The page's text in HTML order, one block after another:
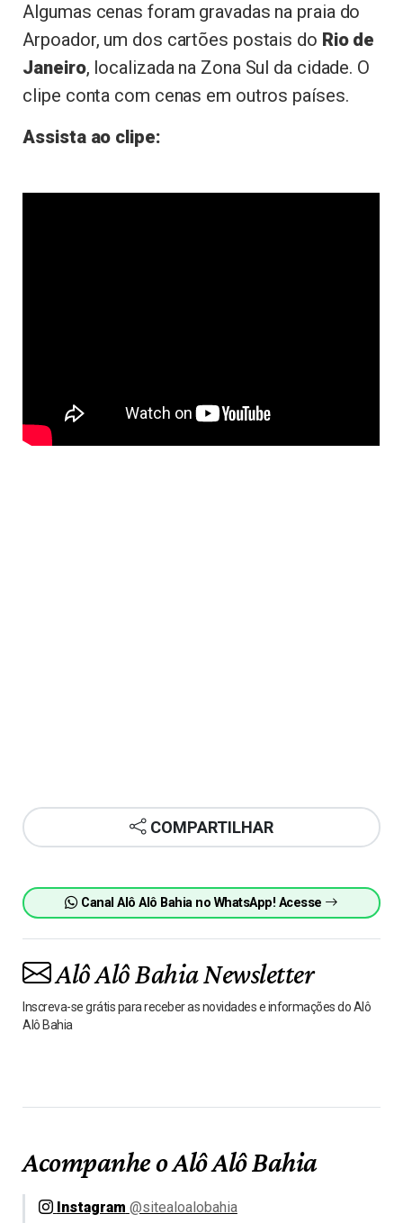
Algumas cenas foram gravadas na praia do
Arpoador, um dos cartões postais do Rio de
Janeiro, localizada na Zona Sul da cidade. O
clipe conta com cenas em outros países.
Assista ao clipe:
COMPARTILHAR
Canal Alô Alô Bahia no WhatsApp! Acesse
Alô Alô Bahia Newsletter
Inscreva-se grátis para receber as novidades e informações do Alô
Alô Bahia
Acompanhe o Alô Alô Bahia
Instagram @sitealoalobahia